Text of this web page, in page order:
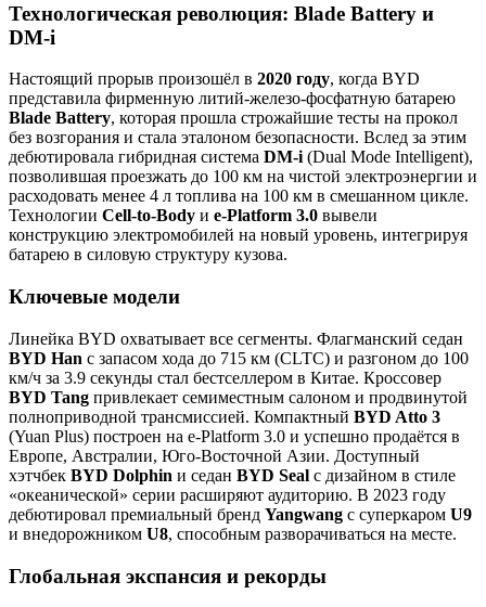
Технологическая революция: Blade Battery и
DM-i
Настоящий прорыв произошёл в 2020 году, когда BYD
представила фирменную литий-железо-фосфатную батарею
Blade Battery, которая прошла строжайшие тесты на прокол
без возгорания и стала эталоном безопасности. Вслед за этим
дебютировала гибридная система DM-i (Dual Mode Intelligent),
позволившая проезжать до 100 км на чистой электроэнергии и
расходовать менее 4 л топлива на 100 км в смешанном цикле.
Технологии Cell-to-Body и e-Platform 3.0 вывели
конструкцию электромобилей на новый уровень, интегрируя
батарею в силовую структуру кузова.
Ключевые модели
Линейка BYD охватывает все сегменты. Флагманский седан
BYD Han с запасом хода до 715 км (CLTC) и разгоном до 100
км/ч за 3.9 секунды стал бестселлером в Китае. Кроссовер
BYD Tang привлекает семиместным салоном и продвинутой
полноприводной трансмиссией. Компактный BYD Atto 3
(Yuan Plus) построен на e-Platform 3.0 и успешно продаётся в
Европе, Австралии, Юго-Восточной Азии. Доступный
хэтчбек BYD Dolphin и седан BYD Seal с дизайном в стиле
«океанической» серии расширяют аудиторию. В 2023 году
дебютировал премиальный бренд Yangwang с суперкаром U9
и внедорожником U8, способным разворачиваться на месте.
Глобальная экспансия и рекорды